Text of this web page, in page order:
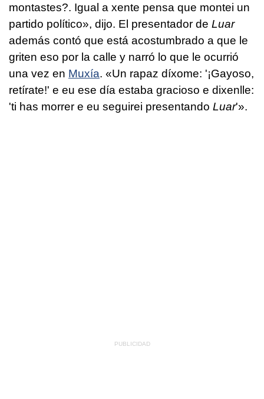
montastes?. Igual a xente pensa que montei un
partido político», dijo. El presentador de Luar
además contó que está acostumbrado a que le
griten eso por la calle y narró lo que le ocurrió
una vez en Muxía. «Un rapaz díxome: '¡Gayoso,
retírate!' e eu ese día estaba gracioso e dixenlle:
'ti has morrer e eu seguirei presentando Luar'».